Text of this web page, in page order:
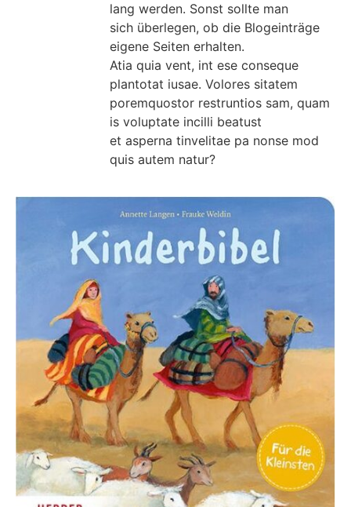
lang werden. Sonst sollte man
sich überlegen, ob die Blogeinträge
eigene Seiten erhalten.
Atia quia vent, int ese conseque
plantotat iusae. Volores sitatem
poremquostor restruntios sam, quam
is voluptate incilli beatust
et asperna tinvelitae pa nonse mod
quis autem natur?